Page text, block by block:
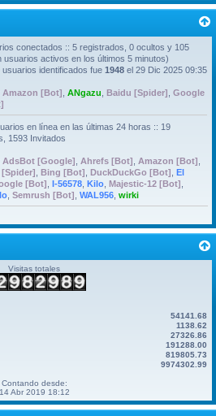
conectados :: 5 registrados, 0 ocultos y 105
usuarios activos en los últimos 5 minutos)
identificados fue 1948 el 29 Dic 2025 09:35
Amazon [Bot] ANgazu Baidu [Spider] Google
en línea en las últimas 24 horas :: 19
1593 Invitados
AdsBot [Google] Ahrefs [Bot] Amazon [Bot]
Bing [Bot] DuckDuckGo [Bot] El
[Bot] I-56578 Kilo Majestic-12 [Bot]
Semrush [Bot] WAL956 wirki
Visitas totales
54141.68
1138.62
27326.86
191288.00
819805.73
9974302.99
Contando desde:
14 Abr 2019 18:12